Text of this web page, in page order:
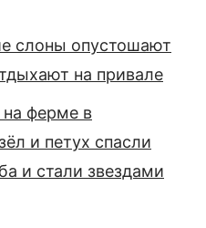
слоны опустошают
на привале
на ферме в
и петух спасли
и стали звездами